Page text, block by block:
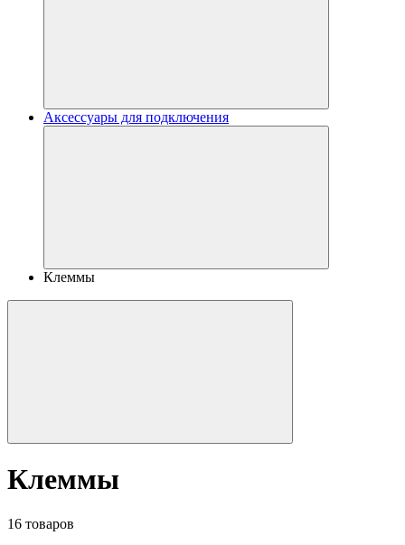
Аксессуары для подключения
Клеммы
Клеммы
16 товаров